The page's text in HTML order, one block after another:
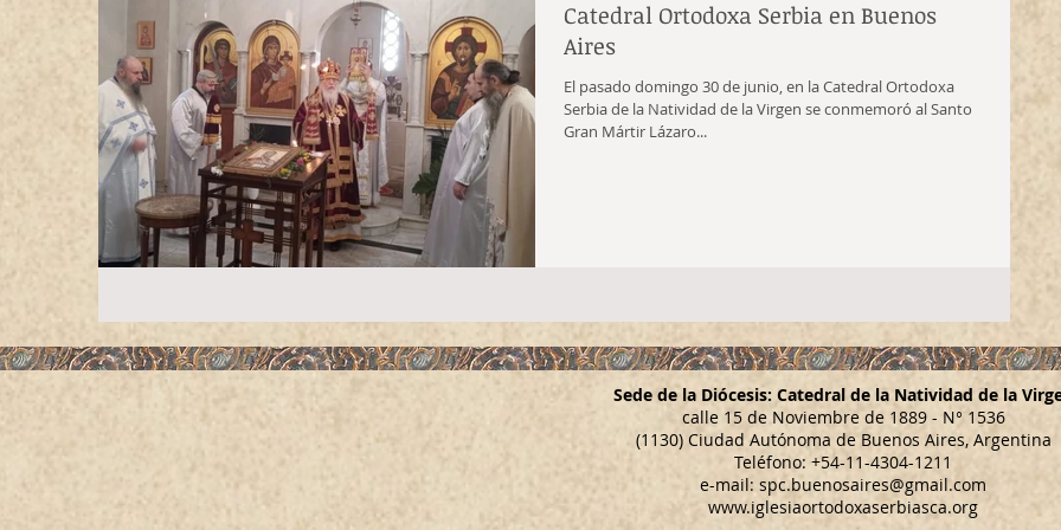
Catedral Ortodoxa Serbia en Buenos
Aires
El pasado domingo 30 de junio, en la Catedral Ortodoxa
Serbia de la Natividad de la Virgen se conmemoró al Santo
Gran Mártir Lázaro...
Sede de la Diócesis: Catedral de la Natividad de la
calle 15 de Noviembre de 1889 - N° 1536
(1130) Ciudad Autónoma de Buenos Aires, Argentina
Teléfono: +54-11-4304-1211
e-mail: spc.buenosaires@gmail.com
www.iglesiaortodoxaserbiasca.org